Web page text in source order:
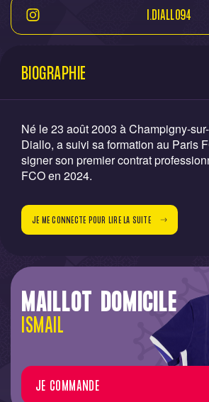
I.DIALLO94
BIOGRAPHIE
Né le 23 août 2003 à Champigny-
Diallo, a suivi sa formation au Paris
signer son premier contrat
FCO en 2024.
JE ME CONNECTE POUR LIRE LA SUITE
MAILLOT DOMICILE
ISMAIL
JE COMMANDE